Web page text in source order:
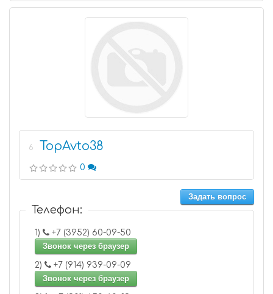
6 TopAvto38
0
Задать вопрос
Телефон:
1)
+7 (3952) 60-09-50
Звонок через браузер
2)
+7 (914) 939-09-09
Звонок через браузер